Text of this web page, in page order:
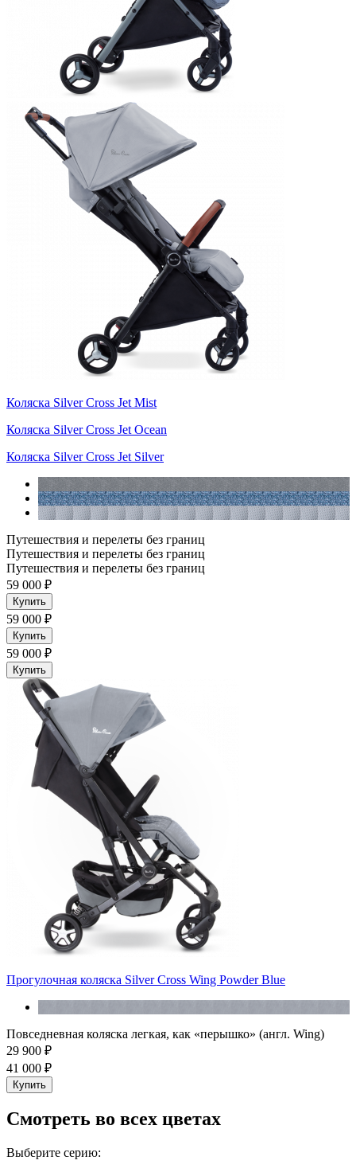
Коляска Silver Cross Jet Mist
Коляска Silver Cross Jet Ocean
Коляска Silver Cross Jet Silver
Путешествия и перелеты без границ
Путешествия и перелеты без границ
Путешествия и перелеты без границ
59 000 ₽
Купить
59 000 ₽
Купить
59 000 ₽
Купить
Прогулочная коляска Silver Cross Wing Powder Blue
Повседневная коляска легкая, как «перышко» (англ. Wing)
29 900 ₽
41 000 ₽
Купить
Cмотреть во всех цветах
Выберите серию: